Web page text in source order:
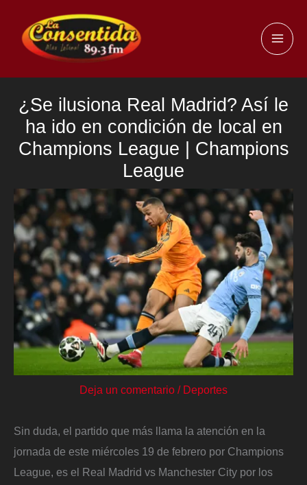
contenido
¿Se ilusiona Real Madrid? Así le
ha ido en condición de local en
Champions League | Champions
League
Deja un comentario / Deportes
Sin duda, el partido que más llama la atención en la
jornada de este miércoles 19 de febrero por Champions
League, es el Real Madrid vs Manchester City por los